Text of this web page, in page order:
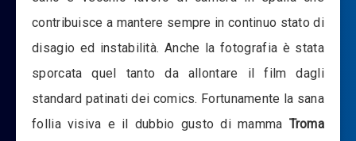
contribuisce a mantere sempre in continuo stato di
disagio ed instabilità. Anche la fotografia è stata
sporcata quel tanto da allontare il film dagli
standard patinati dei comics. Fortunamente la sana
follia visiva e il dubbio gusto di mamma Troma